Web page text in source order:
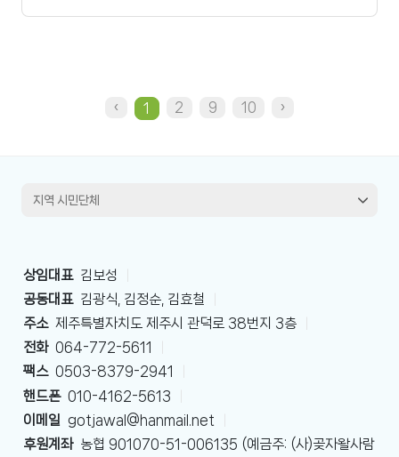
‹ 1 2 9 10 ›
상임대표 김보성
공동대표 김광식, 김정순, 김효철
주소 제주특별자치도 제주시 관덕로 38번지 3층
전화 064-772-5611
팩스 0503-8379-2941
핸드폰 010-4162-5613
이메일 gotjawal@hanmail.net
후원계좌 농협 901070-51-006135 (예금주: (사)곶자왈사람